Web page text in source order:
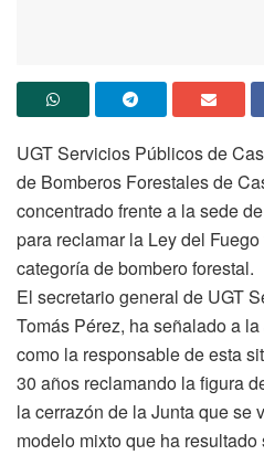
UGT Servicios Públicos de
de Bomberos Forestales de
concentrado frente a la sede
para reclamar la Ley del
categoría de bombero forestal.
El secretario general de UGT
Tomás Pérez, ha señalado a
como la responsable de esta
30 años reclamando la figura
la cerrazón de la Junta que se
modelo mixto que ha